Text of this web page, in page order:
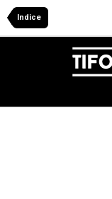
Indice